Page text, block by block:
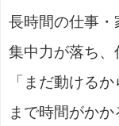
長時間の仕事・
集中力が落ち、
「まだ動ける
まで時間がかか